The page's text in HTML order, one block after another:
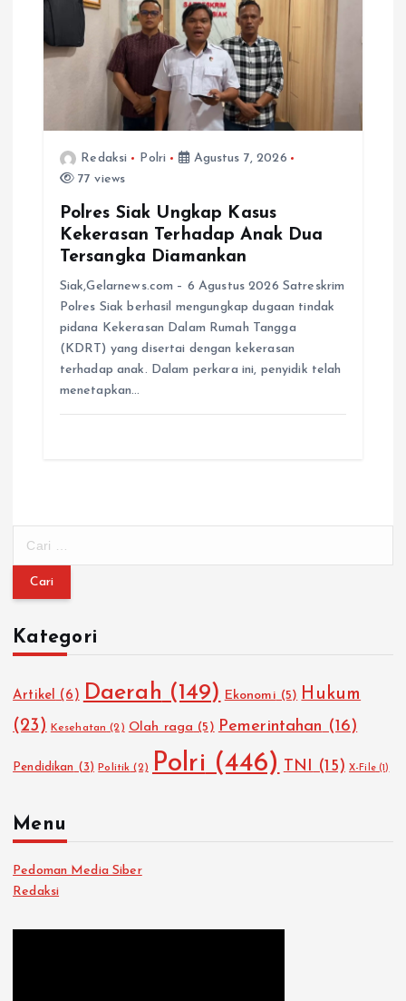
Redaksi Polri
Agustus 7, 2026
77 views
Polres Siak Ungkap Kasus
Kekerasan Terhadap Anak Dua
Tersangka Diamankan
Siak,Gelarnews.com – 6 Agustus 2026 Satreskrim
Polres Siak berhasil mengungkap dugaan tindak
pidana Kekerasan Dalam Rumah Tangga
(KDRT) yang disertai dengan kekerasan
terhadap anak. Dalam perkara ini, penyidik telah
menetapkan…
i
n
t
k
:
Kategori
Artikel (6) Daerah (149) Ekonomi (5) Hukum
(23)
Kesehatan (2) Olah raga (5) Pemerintahan (16)
Pendidikan (3) Politik (2) Polri (446) TNI (15) X-File(1)
Menu
Pedoman Media Siber
Redaksi